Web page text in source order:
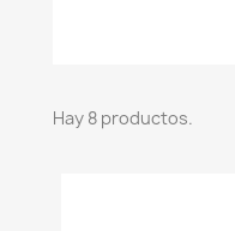
Hay 8 productos.